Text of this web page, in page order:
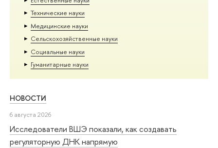
Тех­ничес­кие науки
Медицинские науки
Сельскохозяйственные науки
Социальные науки
Гуманитарные науки
НОВОСТИ
6 августа 2026
Исследователи ВШЭ показали, как создавать
регуляторную ДНК напрямую